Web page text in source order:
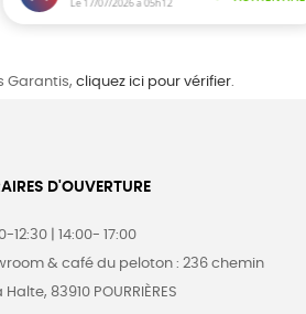
Garantis, cliquez ici pour vérifier.
D'OUVERTURE
12:30 | 14:00- 17:00
& café du peloton : 236 chemin
83910 POURRIÈRES